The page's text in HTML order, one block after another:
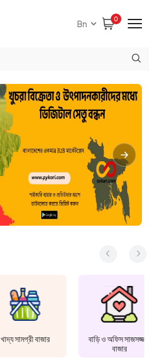
0
খাদ্য সামগ্রী বাজার
বাড়ি ও অফিস
বাজার